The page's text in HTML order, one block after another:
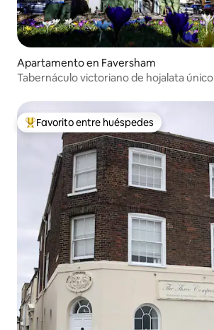
Apartamento en Faversham
Tabernáculo victoriano de hojalata único
Favorito entre huéspedes preferido
Favorito entre huéspedes